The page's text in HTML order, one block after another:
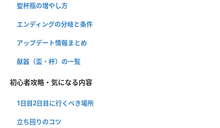
聖杯瓶の増やし方
エンディングの分岐と条件
アップデート情報まとめ
献器（盃・杯）の一覧
初心者攻略・気になる内容
1日目2日目に行くべき場所
立ち回りのコツ